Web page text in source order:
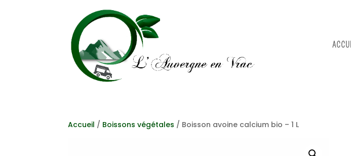
Accueil / Boissons végétales / Boisson avoine calcium bio – 1 L